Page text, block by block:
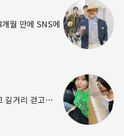
개월 만에 SNS에
길거리 걷고…